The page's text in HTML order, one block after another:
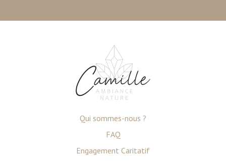
Qui sommes-nous ?
FAQ
Engagement Caritatif